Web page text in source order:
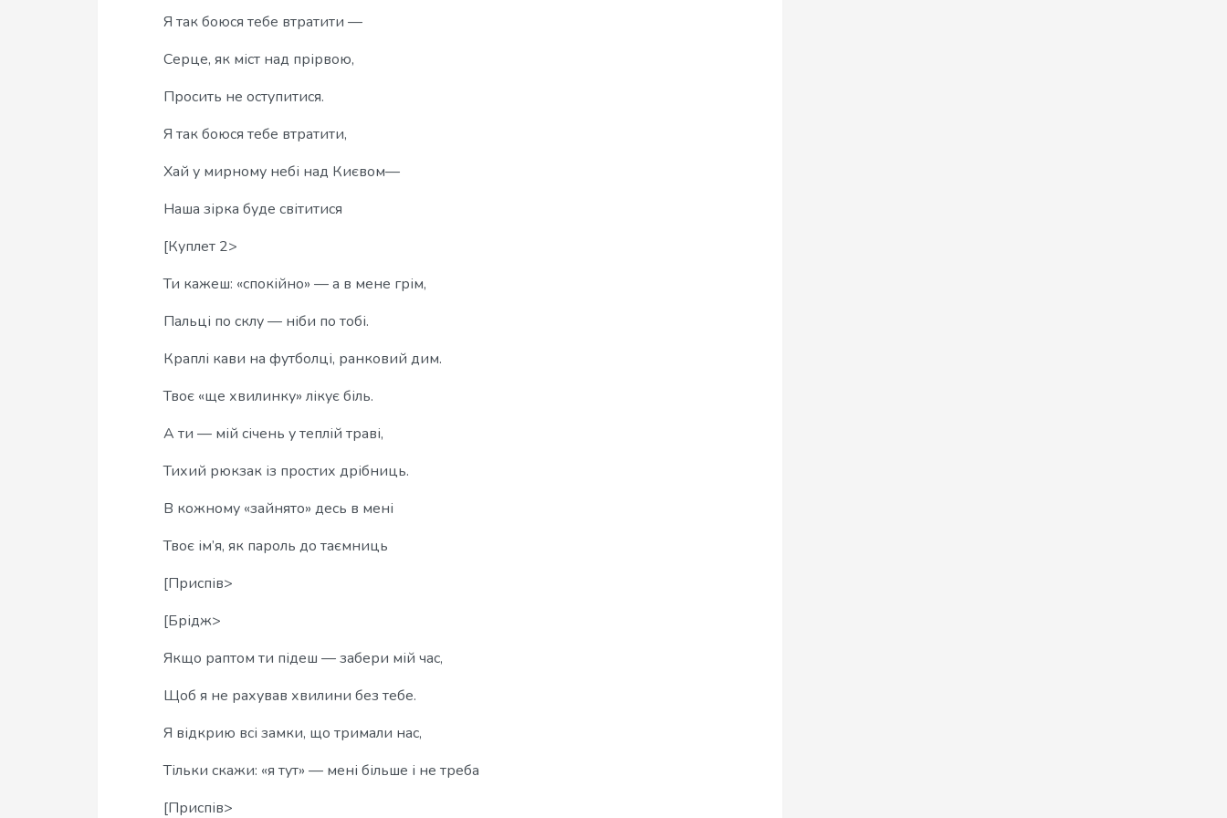
Я так боюся тебе втратити —
Серце, як міст над прірвою,
Просить не оступитися.
Я так боюся тебе втратити,
Хай у мирному небі над Києвом—
Наша зірка буде світитися
[Куплет 2>
Ти кажеш: «спокійно» — а в мене грім,
Пальці по склу — ніби по тобі.
Краплі кави на футболці, ранковий дим.
Твоє «ще хвилинку» лікує біль.
А ти — мій січень у теплій траві,
Тихий рюкзак із простих дрібниць.
В кожному «зайнято» десь в мені
Твоє ім’я, як пароль до таємниць
[Приспів>
[Брідж>
Якщо раптом ти підеш — забери мій час,
Щоб я не рахував хвилини без тебе.
Я відкрию всі замки, що тримали нас,
Тільки скажи: «я тут» — мені більше і не треба
[Приспів>